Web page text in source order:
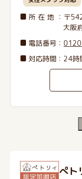
所在地 ：〒
大阪
電話番号 ：
対応時間：24
ぺト